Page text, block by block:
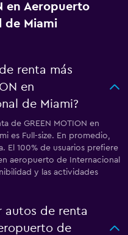
en Aeropuerto
de Miami
renta más
en
de Miami?
de GREEN MOTION en
es Full-size. En promedio,
El 100% de usuarios prefiere
aeropuerto de Internacional
y las actividades
autos de renta
de